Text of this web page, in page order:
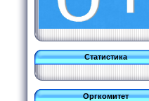
Статистика
Оргкомитет